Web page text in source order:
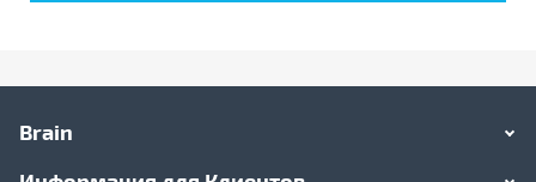
Brain